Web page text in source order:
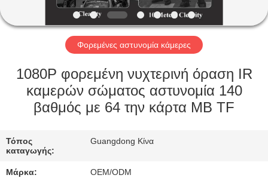
ΕΚΠΟΜΠΉ
VR
ΣΧΕΤΙΚΆ
ΕΜΆΣ
ΕΠΙΣΚΈΨΕΙΣ
ΣΤΟ
Φορεμένες αστυνομία κάμερες
1080P φορεμένη νυχτερινή όραση IR
καμερών σώματος αστυνομία 140
βαθμός με 64 την κάρτα ΜΒ TF
Τόπος
καταγωγής:
Guangdong Κίνα
Μάρκα: OEM/ODM